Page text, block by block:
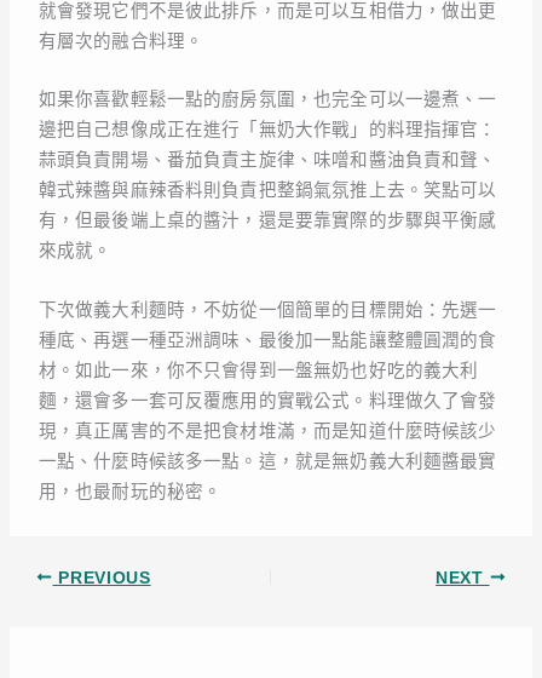
就會發現它們不是彼此排斥，而是可以互相借力，做出更
有層次的融合料理。
如果你喜歡輕鬆一點的廚房氛圍，也完全可以一邊煮、一
邊把自己想像成正在進行「無奶大作戰」的料理指揮官：
蒜頭負責開場、番茄負責主旋律、味噌和醬油負責和聲、
韓式辣醬與麻辣香料則負責把整鍋氣氛推上去。笑點可以
有，但最後端上桌的醬汁，還是要靠實際的步驟與平衡感
來成就。
下次做義大利麵時，不妨從一個簡單的目標開始：先選一
種底、再選一種亞洲調味、最後加一點能讓整體圓潤的食
材。如此一來，你不只會得到一盤無奶也好吃的義大利
麵，還會多一套可反覆應用的實戰公式。料理做久了會發
現，真正厲害的不是把食材堆滿，而是知道什麼時候該少
一點、什麼時候該多一點。這，就是無奶義大利麵醬最實
用，也最耐玩的秘密。
PREVIOUS NEXT